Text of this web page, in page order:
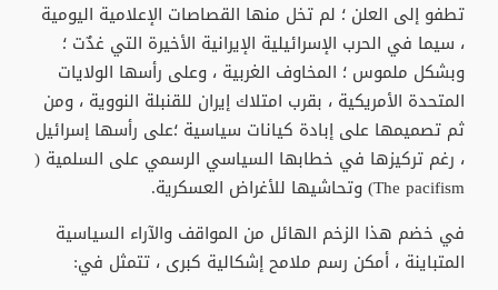
تطفو إلى العلن ؛ لم تخل منها القصاصات الإعلامية اليومية
، سيما في الحرب الإسرائيلية الإيرانية الأخيرة التي غدٌت ؛
وبشكل ملموس ؛ المخاوف الغربية ، وعلى رأسها الولايات
المتحدة الأمريكية ، بقرب امتلاك إيران للقنبلة النووية ، ومن
ثم تصميمها على إبادة كيانات سياسية ؛على رأسها إسرائيل
، رغم تركيزها في خطابها السياسي الرسمي على السلمية (
The pacifism) وتحاشيها للأغراض العسكرية.
في خضم هذا الزخم الهائل من المواقف والآراء السياسية
المتباينة ، أمكن رسم ملامح إشكالية كبرى ، تتمثل في: